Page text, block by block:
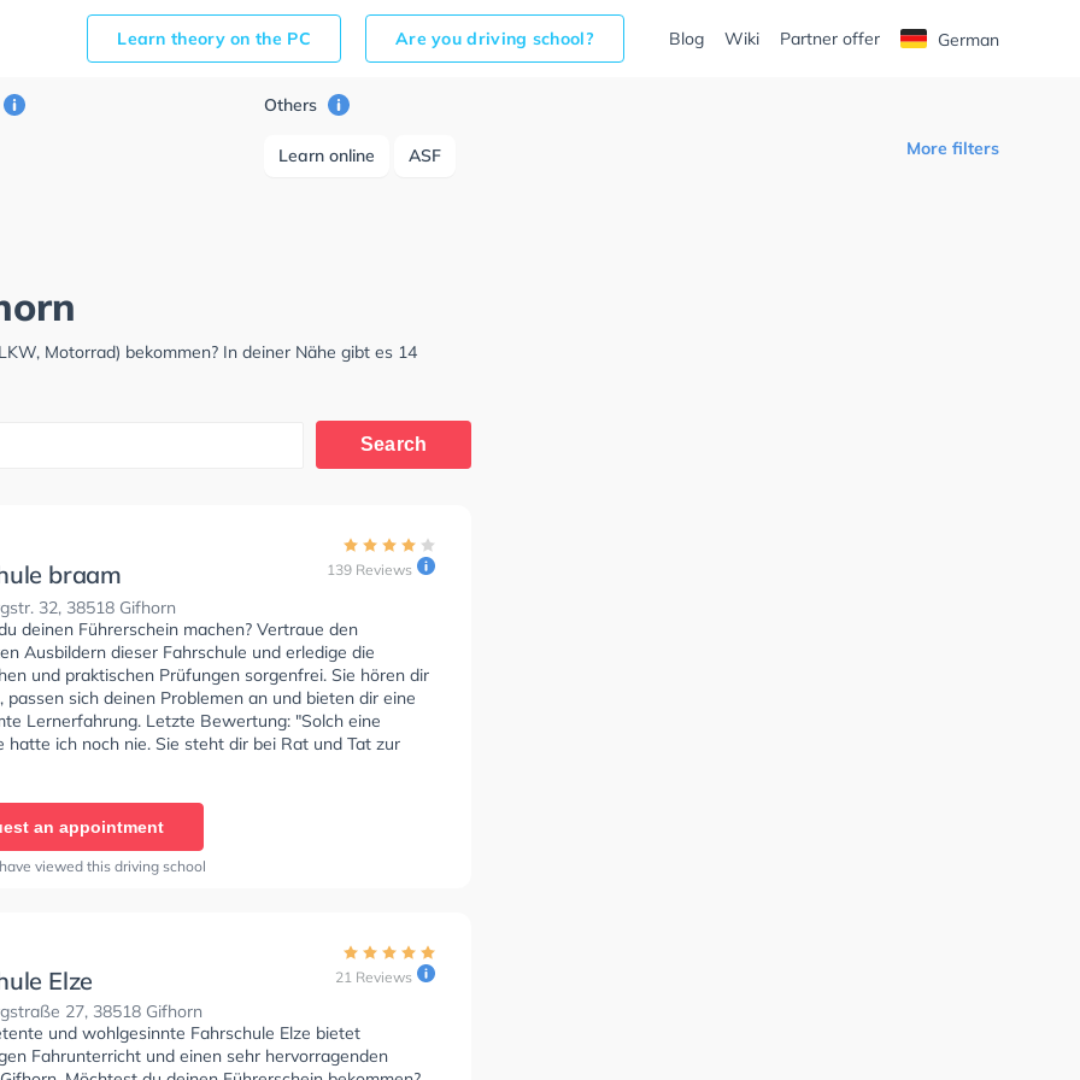
Learn theory on the PC Are you driving school? Blog Wiki Partner offer German
Others
Learn online ASF More filters
Motorrad) bekommen? In deiner Nähe gibt es 14
Search
braam
GmbH
32, 38518 Gifhorn
139 Reviews
deinen Führerschein machen? Vertraue den
Ausbildern dieser Fahrschule und erledige die
und praktischen Prüfungen sorgenfrei. Sie hören dir
passen sich deinen Problemen an und bieten dir eine
Lernerfahrung. Letzte Bewertung: "Solch eine
hatte ich noch nie. Sie steht dir bei Rat und Tat zur
Ich habe meinen Bus Führerschein erfolgreich mit
ist geduldig, bleibt ruhig, glaubt an dich und Tritt dir
mal in den Arsch, was man oder Frau auch mal
bin Jetzt schon mega traurig das ich diese Fahrschule
verlassen muss. Aber ich danke der Chefin Antje,
an appointment
viewed this driving school
Elze
27, 38518 Gifhorn
21 Reviews
und wohlgesinnte Fahrschule Elze bietet
Fahrunterricht und einen sehr hervorragenden